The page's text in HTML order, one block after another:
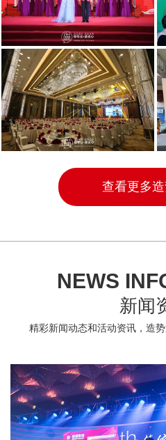
查看更多
NEWS
新闻
精彩新闻动态和活动资讯，造